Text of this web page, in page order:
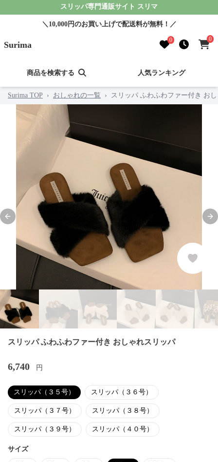
スリッパ専門通販サイト スリマ
＼10,000円のお買い上げで配送料が無料！／
Surima 0 0
商品を検索する 人気ランキング
Surima TOP › おしゃれの一覧 › スリッパ ふわふわファー付き お
Previous slide
スリッパ ふわふわファー付き おしゃれスリッパ
6,740 円
スリッパ（３５号） スリッパ（３６号）
スリッパ（３７号） スリッパ（３８号）
スリッパ（３９号） スリッパ（４０号）
サイズ